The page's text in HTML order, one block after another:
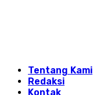
Tentang Kami
Redaksi
Kontak